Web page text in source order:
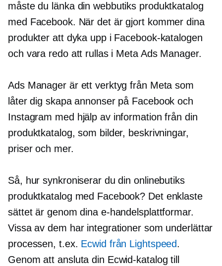
måste du länka din webbutiks produktkatalog
med Facebook. När det är gjort kommer dina
produkter att dyka upp i Facebook-katalogen
och vara redo att rullas i Meta Ads Manager.
Ads Manager är ett verktyg från Meta som
låter dig skapa annonser på Facebook och
Instagram med hjälp av information från din
produktkatalog, som bilder, beskrivningar,
priser och mer.
Så, hur synkroniserar du din onlinebutiks
produktkatalog med Facebook? Det enklaste
sättet är genom dina e-handelsplattformar.
Vissa av dem har integrationer som underlättar
processen, t.ex. Ecwid från Lightspeed.
Genom att ansluta din Ecwid-katalog till